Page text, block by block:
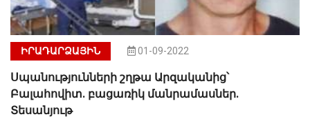
ԻՐԱԴԱՐՁԱՅԻՆ 01-09-2022
Սպանությունների շղթա Արզականից՝
Բալահովիտ. բացառիկ մանրամասներ.
Տեսանյութ